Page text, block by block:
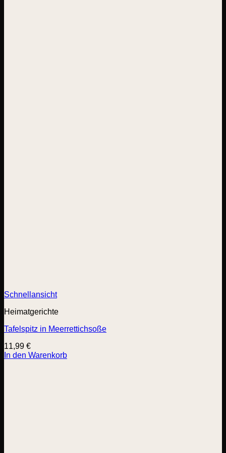
Schnellansicht
Heimatgerichte
Tafelspitz in Meerrettichsoße
11,99 €
In den Warenkorb